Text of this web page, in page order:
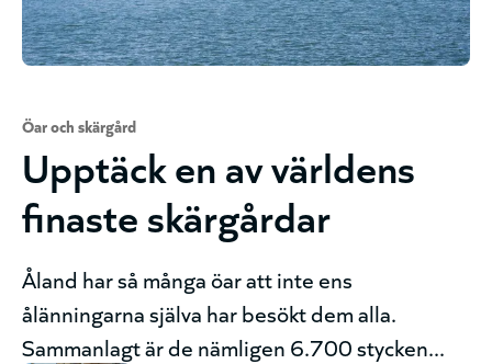
Öar och skärgård
Upptäck en av världens
finaste skärgårdar
Åland har så många öar att inte ens
ålänningarna själva har besökt dem alla.
Sammanlagt är de nämligen 6.700 stycken...